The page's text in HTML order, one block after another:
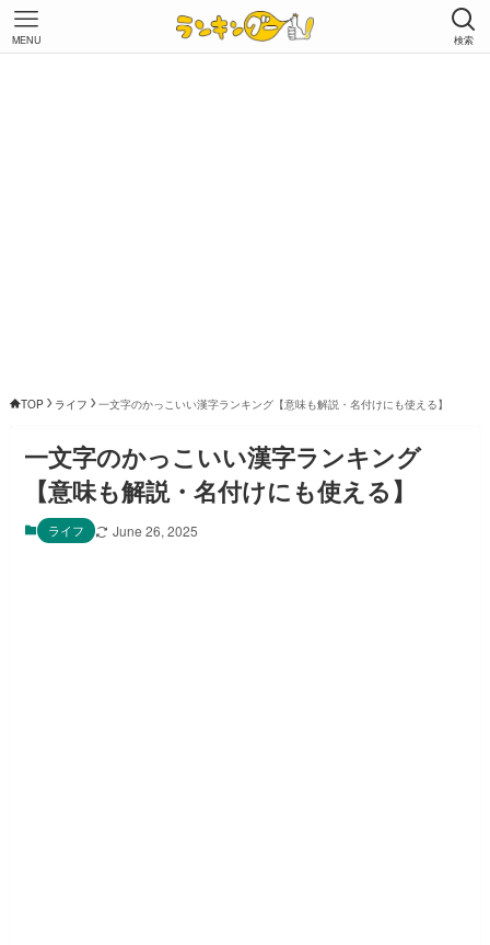
検索
MENU
TOP ライフ 一文字のかっこいい漢字ランキング【意味も解説・名付けにも使える】
一文字のかっこいい漢字ランキング
【意味も解説・名付けにも使える】
ライフ June 26, 2025